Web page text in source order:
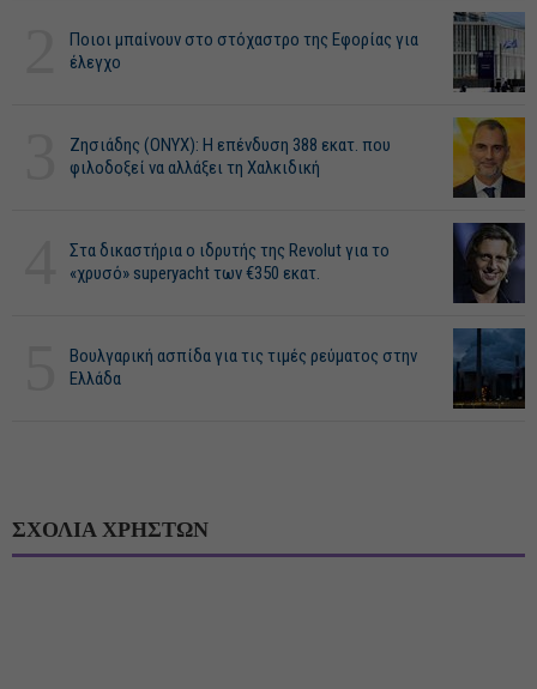
Ποιοι μπαίνουν στο στόχαστρο της Εφορίας για
έλεγχο
Ζησιάδης (ONYX): Η επένδυση 388 εκατ. που
φιλοδοξεί να αλλάξει τη Χαλκιδική
Στα δικαστήρια ο ιδρυτής της Revolut για το
«χρυσό» superyacht των €350 εκατ.
Βουλγαρική ασπίδα για τις τιμές ρεύματος στην
Ελλάδα
ΣΧΟΛΙΑ ΧΡΗΣΤΩΝ